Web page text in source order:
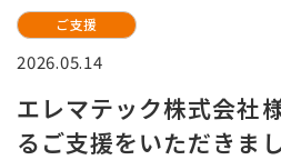
ご支援
2026.05.14
エレマテック株式会社
るご支援をいただきま